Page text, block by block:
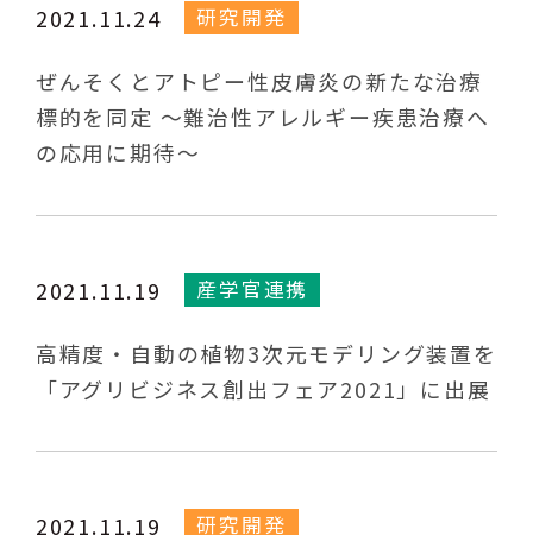
2021.11.24 研究開発
ぜんそくとアトピー性皮膚炎の新たな治療
標的を同定 ～難治性アレルギー疾患治療へ
の応用に期待～
2021.11.19 産学官連携
高精度・自動の植物3次元モデリング装置を
「アグリビジネス創出フェア2021」に出展
2021.11.19 研究開発